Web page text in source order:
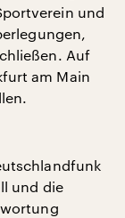
und
Auf
am Main
und die